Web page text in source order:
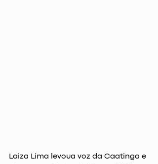
Laiza Lima levoua voz da Caatinga e